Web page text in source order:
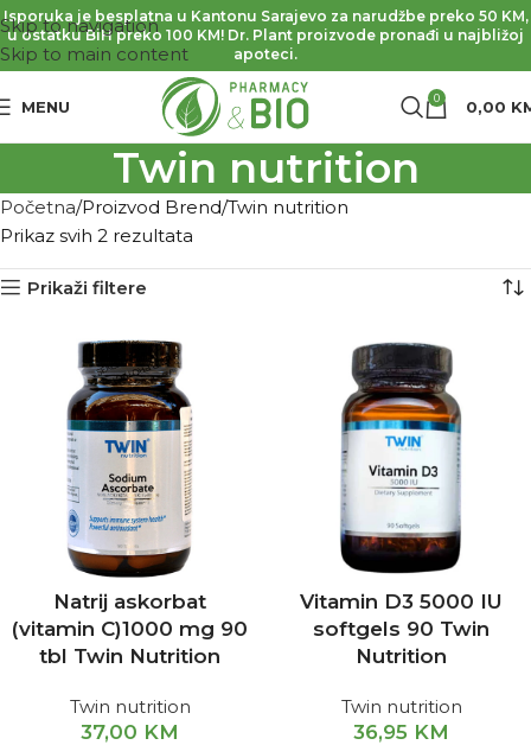
Skip to navigation
Skip to main content
Isporuka je besplatna u Kantonu Sarajevo za narudžbe preko 50 KM,
u ostatku BiH preko 100 KM! Dr. Plant proizvode pronađi u najbližoj
apoteci.
MENU 0 0,00
Twin nutrition
Početna Proizvod Brend Twin nutrition
Prikaz svih 2 rezultata
Prikaži filtere
Natrij askorbat
(vitamin C)1000 mg 90
tbl Twin Nutrition
Twin nutrition
37,00 KM
Vitamin D3 5000 IU
softgels 90 Twin
Nutrition
Twin nutrition
36,95 KM